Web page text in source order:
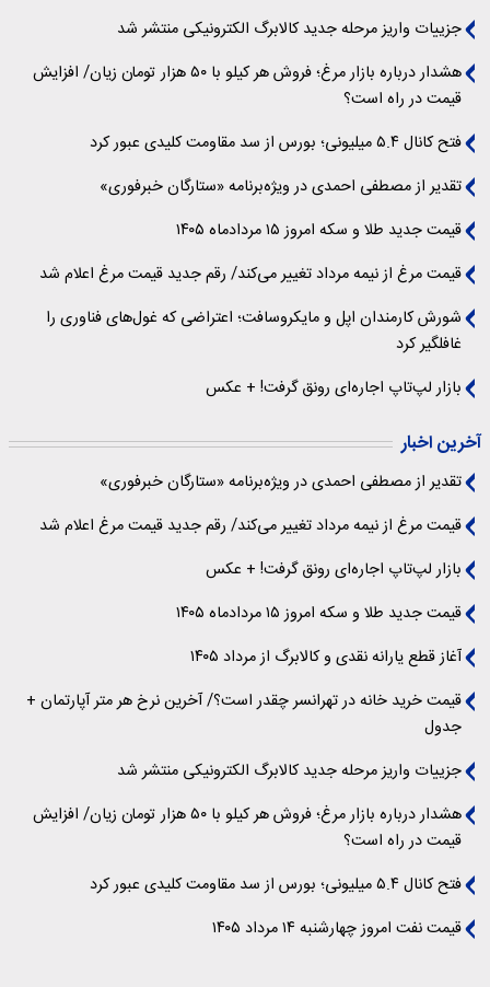
جزییات واریز مرحله جدید کالابرگ الکترونیکی منتشر شد
هشدار درباره بازار مرغ؛ فروش هر کیلو با ۵۰ هزار تومان زیان/ افزایش
قیمت در راه است؟
فتح کانال ۵.۴ میلیونی؛ بورس از سد مقاومت کلیدی عبور کرد
تقدیر از مصطفی احمدی در ویژه‌برنامه «ستارگان خبرفوری»
قیمت جدید طلا و سکه امروز ۱۵ مردادماه ۱۴۰۵
قیمت مرغ از نیمه مرداد تغییر می‌کند/ رقم جدید قیمت مرغ اعلام شد
شورش کارمندان اپل و مایکروسافت؛ اعتراضی که غول‌های فناوری را
غافلگیر کرد
بازار لپ‌تاپ اجاره‌ای رونق گرفت! + عکس
آخرین اخبار
تقدیر از مصطفی احمدی در ویژه‌برنامه «ستارگان خبرفوری»
قیمت مرغ از نیمه مرداد تغییر می‌کند/ رقم جدید قیمت مرغ اعلام شد
بازار لپ‌تاپ اجاره‌ای رونق گرفت! + عکس
قیمت جدید طلا و سکه امروز ۱۵ مردادماه ۱۴۰۵
آغاز قطع یارانه نقدی و کالابرگ از مرداد ۱۴۰۵
قیمت خرید خانه در تهرانسر چقدر است؟/ آخرین نرخ هر متر آپارتمان +
جدول
جزییات واریز مرحله جدید کالابرگ الکترونیکی منتشر شد
هشدار درباره بازار مرغ؛ فروش هر کیلو با ۵۰ هزار تومان زیان/ افزایش
قیمت در راه است؟
فتح کانال ۵.۴ میلیونی؛ بورس از سد مقاومت کلیدی عبور کرد
قیمت نفت امروز چهارشنبه ۱۴ مرداد ۱۴۰۵